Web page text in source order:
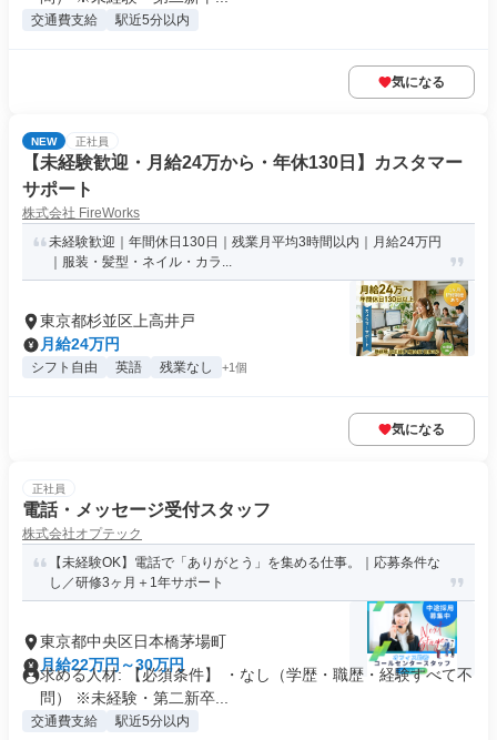
交通費支給 駅近5分以内
気になる
NEW 正社員
【未経験歓迎・月給24万から・年休130日】カスタマー
サポート
株式会社 FireWorks
未経験歓迎｜年間休日130日｜残業月平均3時間以内｜月給24万円
｜服装・髪型・ネイル・カラ...
東京都杉並区上高井戸
月給24万円
シフト自由 英語 残業なし +1個
気になる
正社員
電話・メッセージ受付スタッフ
株式会社オプテック
【未経験OK】電話で「ありがとう」を集める仕事。｜応募条件な
し／研修3ヶ月＋1年サポート
東京都中央区日本橋茅場町
月給22万円～30万円
求める人材: 【必須条件】 ・なし（学歴・職歴・経験すべて不
問） ※未経験・第二新卒...
交通費支給 駅近5分以内